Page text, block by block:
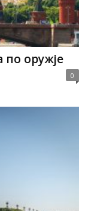
по оружје
0